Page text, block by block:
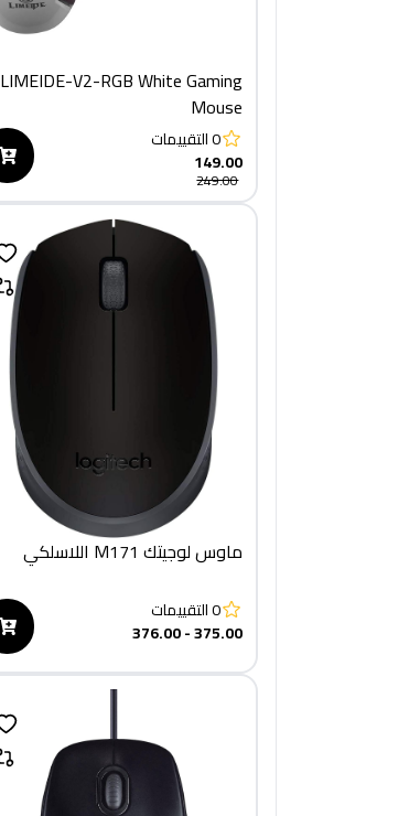
LIMEIDE-V2-RGB White Gaming
Mouse
0التقييمات
149.00
249.00
ماوس لوجيتك M171 اللاسلكي
0التقييمات
375.00 - 376.00